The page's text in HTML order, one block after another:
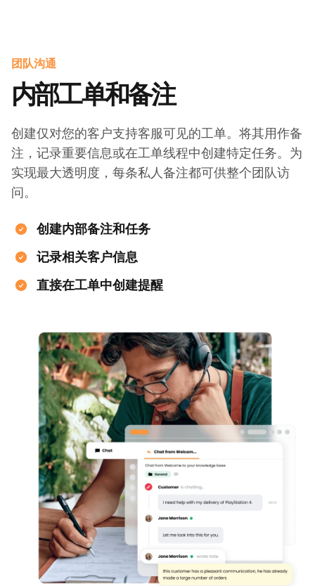
团队沟通
内部工单和备注
创建仅对您的客户支持客服可见的工单。将其用作备
注，记录重要信息或在工单线程中创建特定任务。为
实现最大透明度，每条私人备注都可供整个团队访
问。
创建内部备注和任务
记录相关客户信息
直接在工单中创建提醒